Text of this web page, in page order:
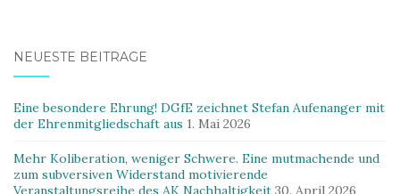
NEUESTE BEITRÄGE
Eine besondere Ehrung! DGfE zeichnet Stefan Aufenanger mit
der Ehrenmitgliedschaft aus 1. Mai 2026
Mehr Koliberation, weniger Schwere. Eine mutmachende und
zum subversiven Widerstand motivierende
Veranstaltungsreihe des AK Nachhaltigkeit 30. April 2026